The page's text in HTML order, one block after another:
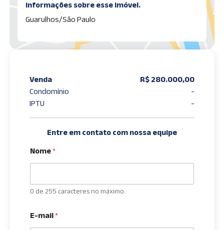
informações sobre esse imóvel.
Guarulhos/São Paulo
Venda
R$ 280.000,00
Condomínio
-
IPTU
-
Entre em contato com nossa equipe
Nome*
0 de 255 caracteres no máximo.
E-mail*